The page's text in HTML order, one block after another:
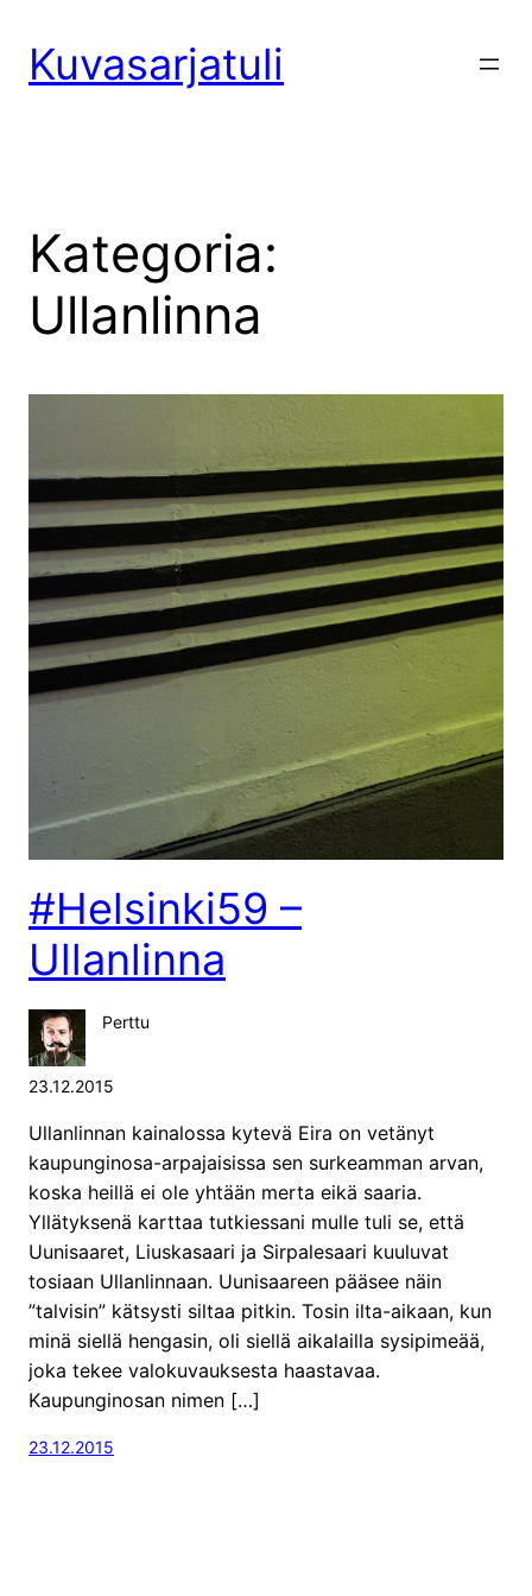
sisältöönKuvasarjatuli
Kategoria:
Ullanlinna
#Helsinki59 –
Ullanlinna
Perttu
23.12.2015
Ullanlinnan kainalossa kytevä Eira on vetänyt
kaupunginosa-arpajaisissa sen surkeamman arvan,
koska heillä ei ole yhtään merta eikä saaria.
Yllätyksenä karttaa tutkiessani mulle tuli se, että
Uunisaaret, Liuskasaari ja Sirpalesaari kuuluvat
tosiaan Ullanlinnaan. Uunisaareen pääsee näin
”talvisin” kätsysti siltaa pitkin. Tosin ilta-aikaan, kun
minä siellä hengasin, oli siellä aikalailla sysipimeää,
joka tekee valokuvauksesta haastavaa.
Kaupunginosan nimen […]
23.12.2015